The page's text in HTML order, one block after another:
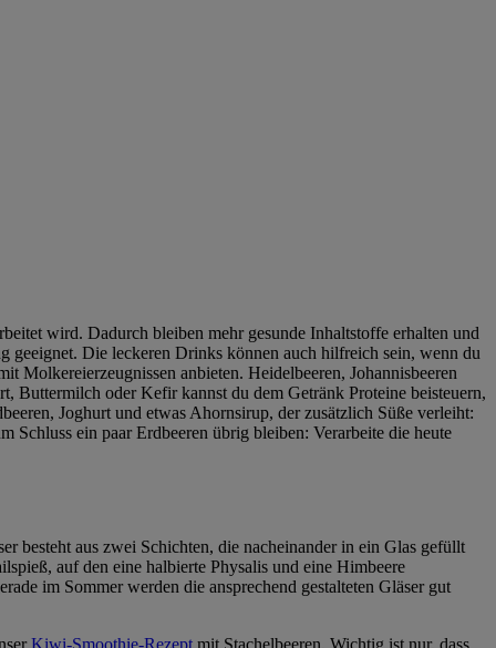
wird. Dadurch bleiben mehr gesunde Inhaltstoffe erhalten und
geeignet. Die leckeren Drinks können auch hilfreich sein, wenn du
Molkereierzeugnissen anbieten. Heidelbeeren, Johannisbeeren
Buttermilch oder Kefir kannst du dem Getränk Proteine beisteuern,
Joghurt und etwas Ahornsirup, der zusätzlich Süße verleiht:
Schluss ein paar Erdbeeren übrig bleiben: Verarbeite die heute
besteht aus zwei Schichten, die nacheinander in ein Glas gefüllt
auf den eine halbierte Physalis und eine Himbeere
im Sommer werden die ansprechend gestalteten Gläser gut
Kiwi-Smoothie-Rezept mit Stachelbeeren. Wichtig ist nur, dass